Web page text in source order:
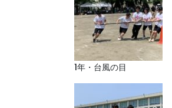
1年・台風の目